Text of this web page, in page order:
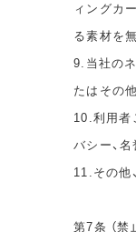
ィングカ
る素材を
9.当社の
たはその
10.利用者
バシー、
11.その他
第7条 （禁